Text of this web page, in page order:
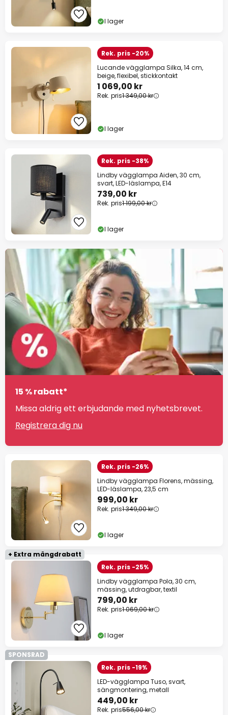
I lager
Rek. pris -20%
Lucande vägglampa Silka, 14 cm,
beige, flexibel, stickkontakt
1 069,00 kr
Rek. pris1 349,00 kr
I lager
Rek. pris -38%
Lindby vägglampa Aiden, 30 cm,
svart, LED-läslampa, E14
739,00 kr
Rek. pris1 199,00 kr
I lager
15 % rabatt*
Missa aldrig ett erbjudande med nyhetsbrevet.
Registrera dig nu
Rek. pris -26%
Lindby vägglampa Florens, mässing,
LED-läslampa, 23,5 cm
999,00 kr
Rek. pris1 349,00 kr
I lager
+ Extra mängdrabatt
Rek. pris -25%
Lindby vägglampa Pola, 30 cm,
mässing, utdragbar, textil
799,00 kr
Rek. pris1 069,00 kr
I lager
SPONSRAD
Rek. pris -19%
LED-vägglampa Tuso, svart,
sängmontering, metall
449,00 kr
Rek. pris556,00 kr